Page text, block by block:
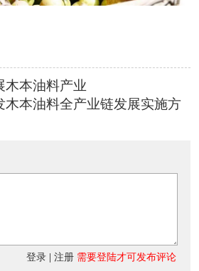
木本油料产业
木本油料全产业链发展实施方
登录 |注册 需要登陆才可发布评论